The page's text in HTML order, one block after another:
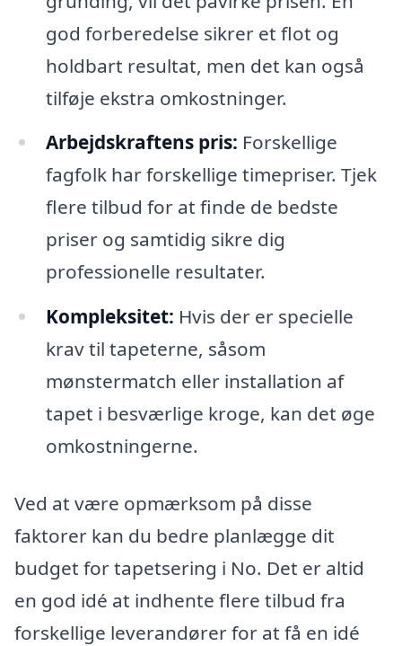
god forberedelse sikrer et flot og
holdbart resultat, men det kan også
tilføje ekstra omkostninger.
Arbejdskraftens pris: Forskellige
fagfolk har forskellige timepriser. Tjek
flere tilbud for at finde de bedste
priser og samtidig sikre dig
professionelle resultater.
Kompleksitet: Hvis der er specielle
krav til tapeterne, såsom
mønstermatch eller installation af
tapet i besværlige kroge, kan det øge
omkostningerne.
Ved at være opmærksom på disse
faktorer kan du bedre planlægge dit
budget for tapetsering i No. Det er altid
en god idé at indhente flere tilbud fra
forskellige leverandører for at få en idé